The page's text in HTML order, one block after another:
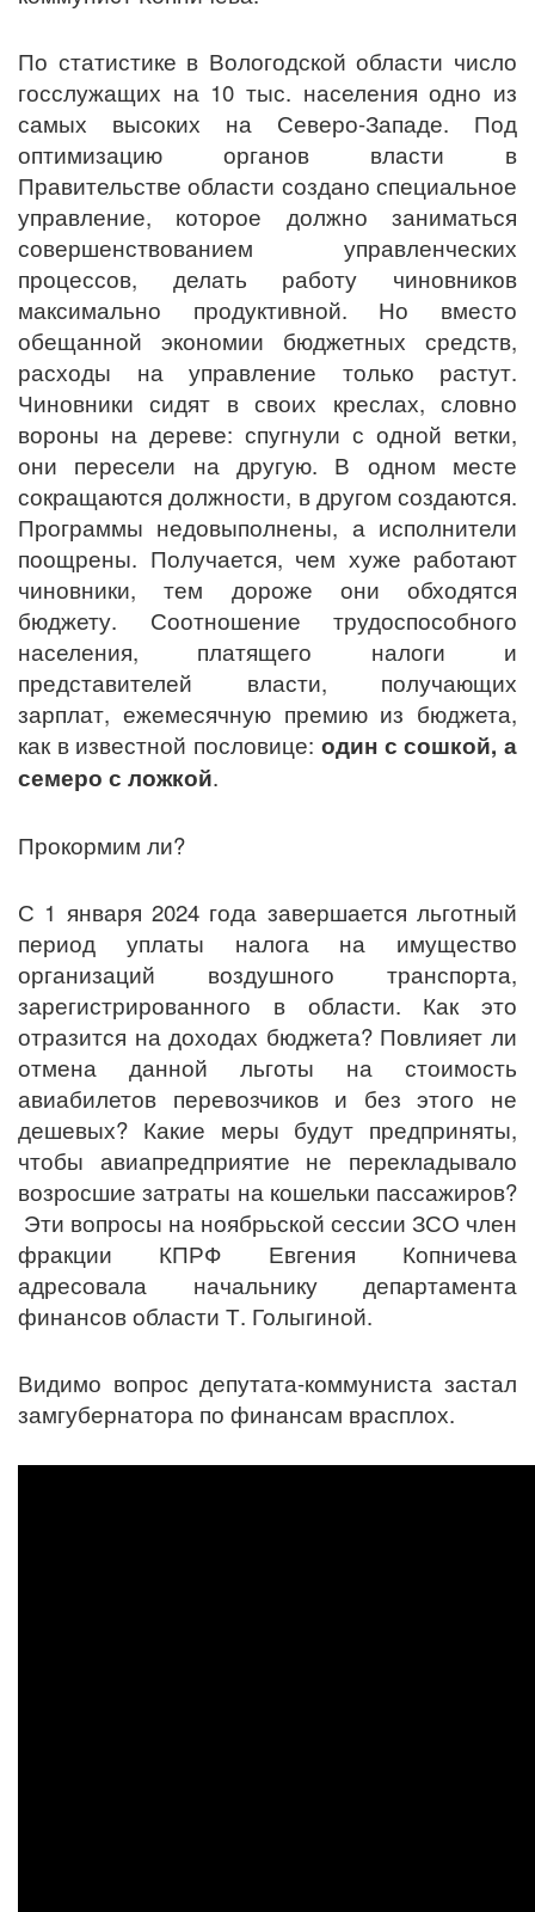
По статистике в Вологодской области число
госслужащих на 10 тыс. населения одно из
самых высоких на Северо-Западе. Под
оптимизацию органов власти в
Правительстве области создано специальное
управление, которое должно заниматься
совершенствованием управленческих
процессов, делать работу чиновников
максимально продуктивной. Но вместо
обещанной экономии бюджетных средств,
расходы на управление только растут.
Чиновники сидят в своих креслах, словно
вороны на дереве: спугнули с одной ветки,
они пересели на другую. В одном месте
сокращаются должности, в другом создаются.
Программы недовыполнены, а исполнители
поощрены. Получается, чем хуже работают
чиновники, тем дороже они обходятся
бюджету. Соотношение трудоспособного
населения, платящего налоги и
представителей власти, получающих
зарплат, ежемесячную премию из бюджета,
как в известной пословице: один с сошкой, а
семеро с ложкой.
Прокормим ли?
С 1 января 2024 года завершается льготный
период уплаты налога на имущество
организаций воздушного транспорта,
зарегистрированного в области. Как это
отразится на доходах бюджета? Повлияет ли
отмена данной льготы на стоимость
авиабилетов перевозчиков и без этого не
дешевых? Какие меры будут предприняты,
чтобы авиапредприятие не перекладывало
возросшие затраты на кошельки пассажиров?
Эти вопросы на ноябрьской сессии ЗСО член
фракции КПРФ Евгения Копничева
адресовала начальнику департамента
финансов области Т. Голыгиной.
Видимо вопрос депутата-коммуниста застал
замгубернатора по финансам врасплох.